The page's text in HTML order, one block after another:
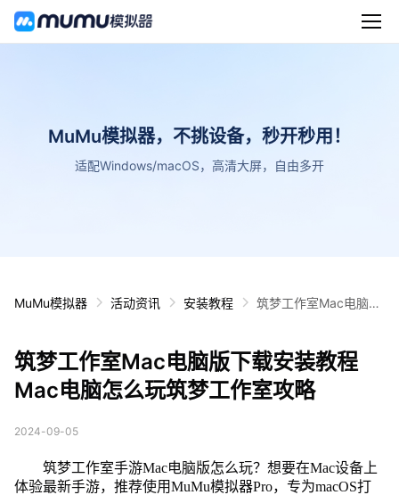
MuMu模拟器，不挑设备，秒开秒用！
适配Windows/macOS，高清大屏，自由多开
MuMu模拟器 活动资讯 安装教程
筑梦工作室Mac电脑版
筑梦工作室Mac电脑版下载安装教程
Mac电脑怎么玩筑梦工作室攻略
2024-09-05
筑梦工作室手游Mac电脑版怎么玩？想要在Mac设备上
体验最新手游，推荐使用MuMu模拟器Pro，专为macOS打